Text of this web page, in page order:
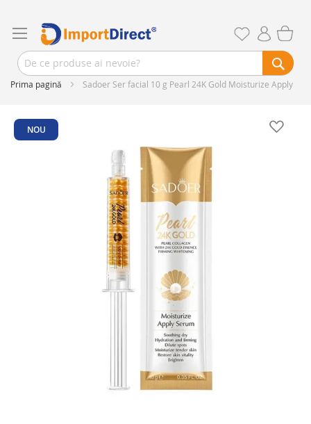
Prima pagină Sadoer Ser facial 10 g Pearl 24K Gold Moisturize Apply
the
NOU